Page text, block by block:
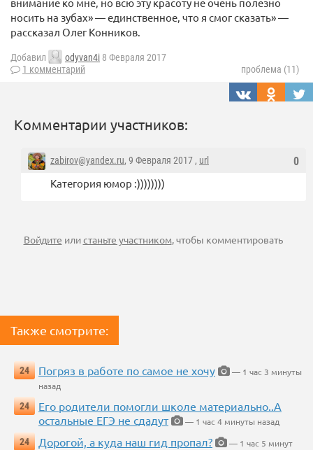
носить на зубах» — единственное, что я смог сказать» —
рассказал Олег Конников.
Добавил odyvan4i 8 Февраля 2017
1 комментарий
проблема (11)
Комментарии участников:
0
zabirov@yandex.ru, 9 Февраля 2017 , url
Категория юмор :))))))))
Войдите илистаньте участником, чтобы комментировать
Также смотрите:
24 Погряз в работе по самое не хочу
— 1 час 3 минуты
назад
24
Его родители помогли школе материально..А
остальные ЕГЭ не сдадут
— 1 час 4 минуты назад
24
Дорогой, а куда наш гид пропал?
— 1 час 5 минут